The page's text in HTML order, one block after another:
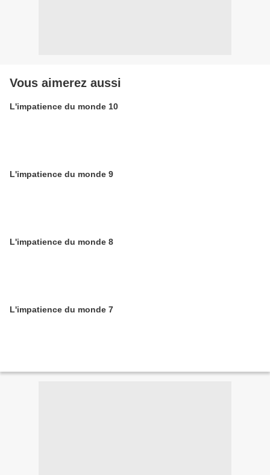
Vous aimerez aussi
L'impatience du monde 10
L'impatience du monde 9
L'impatience du monde 8
L'impatience du monde 7